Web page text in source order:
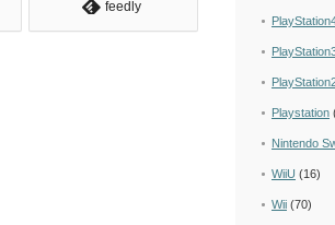
feedly
Playstation
Nintendo
WiiU (16)
Wii (70)